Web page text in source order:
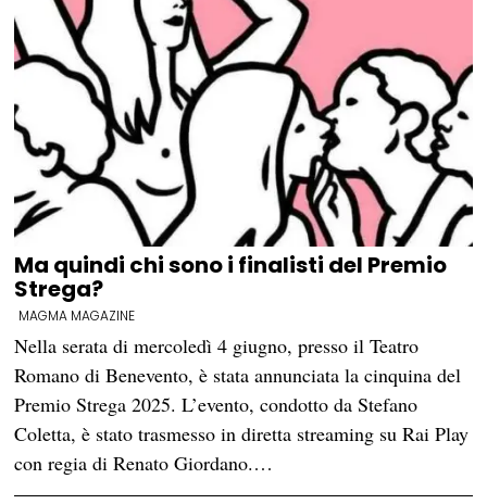
Ma quindi chi sono i finalisti del Premio
Strega?
MAGMA MAGAZINE
Nella serata di mercoledì 4 giugno, presso il Teatro
Romano di Benevento, è stata annunciata la cinquina del
Premio Strega 2025. L’evento, condotto da Stefano
Coletta, è stato trasmesso in diretta streaming su Rai Play
con regia di Renato Giordano.…